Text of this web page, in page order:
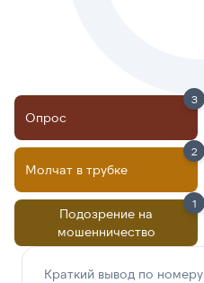
Опрос
3
Молчат в трубке
2
Подозрение на
мошенничество
1
Краткий вывод по номеру